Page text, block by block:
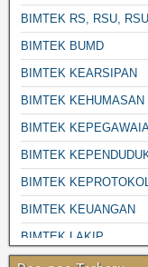
BIMTEK RS, RSU,
BIMTEK BUMD
BIMTEK KEARSIPAN
BIMTEK KEHUMASAN
BIMTEK
BIMTEK
BIMTEK
BIMTEK KEUANGAN
BIMTEK LAKIP
BIMTEK LINGKUNGAN